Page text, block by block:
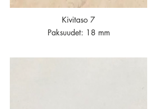
Kivitaso 7
Paksuudet: 18 mm